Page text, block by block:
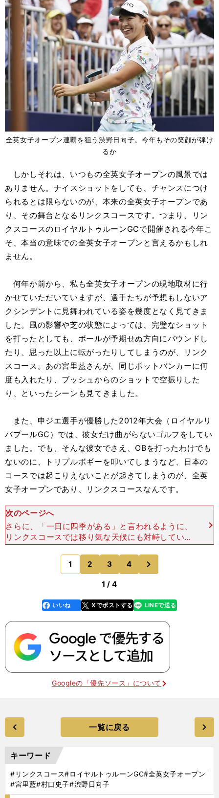
全英女子オープン連覇を狙う渋野日向子。今年もその笑顔が弾け
るか
しかしそれは、いつもの全英女子オープンの風景では
ありません。ナイスショットをしても、チャンスにつけ
られるとは限らないのが、本来の全英女子オープンであ
り、その舞台となるリンクスコースです。つまり、リン
クスコースのロイヤルトゥルーンGCで開催される今年こ
そ、本当の意味での全英女子オープンと言えるかもしれ
ません。
何年か前から、私も全英女子オープンの現地取材に行
かせていただいていますが、選手たちが予想もしないア
クシンデントに見舞われている姿を幾度となく見てきま
した。風の影響や芝の状態によっては、完璧なショット
を打ったとしても、ボールが予期せぬ方向にバウンドし
たり、思った以上に転がったりしてしまうのが、リンク
スコース。あの宮里藍さんが、同じポットバンカーに何
度も入れたり、ブッシュからのショットで空振りした
り、といったシーンも見てきました。
また、申ジエ選手が優勝した2012年大会（ロイヤルリ
バプールGC）では、彼女だけ曲がらないゴルフをしてい
ました。でも、そんな彼女でさえ、OBを打ったわけでも
ないのに、トリプルボギーを叩いてしまうなど、日本の
コースでは起こりえないことが起きてしまうのが、全英
女子オープンであり、リンクスコースなんです。
次のページへ
さらに、「一日に四季がある」と言われるように、
リンクスコースでは移り気な天候にも対峙していか
なければいけません。2016年にロイヤルトゥルー
ンGCで開催された男子の全英オープンを映像で確
認しましたが、
1 2 3 4
のページへ
1 / 4
faceboo
k
いいね Xでポストする
line LINEで送る
Googleの「優先ソース」について
一覧に戻る
キーワード
#リンクスコース#ロイヤルトゥルーンGC#全英女子オープン
#宮里藍#村口史子#渋野日向子